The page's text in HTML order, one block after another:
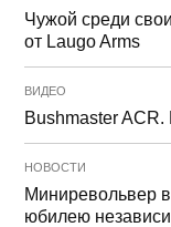
Чужой среди
от Laugo Arms
ВИДЕО
Bushmaster ACR.
НОВОСТИ
Миниревольвер
юбилею